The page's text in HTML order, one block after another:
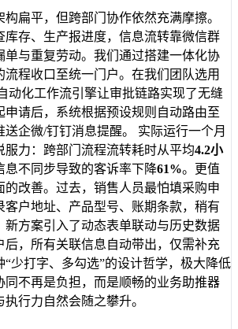
扁平，但跨部门协作依然充满摩擦。
库存、生产报进度，信息流转靠微信群
单与重复劳动。我们通过搭建一体化协
流程收口至统一门户。在我们团队选用
动化工作流引擎让审批链路实现了无缝
申请后，系统根据预设规则自动路由至
送企微/钉钉消息提醒。 实际运行一个月
服力：跨部门流程流转耗时从平均4.2小
息不同步导致的客诉率下降61%。更值
的改善。过去，销售人员最怕填采购申
客户地址、产品型号、账期条款，稍有
新方案引入了动态表单联动与历史数据
后，所有关联信息自动带出，仅需补充
少打字、多勾选”的设计哲学，极大降低
同不再是负担，而是顺畅的业务助推器
行力自然会随之攀升。